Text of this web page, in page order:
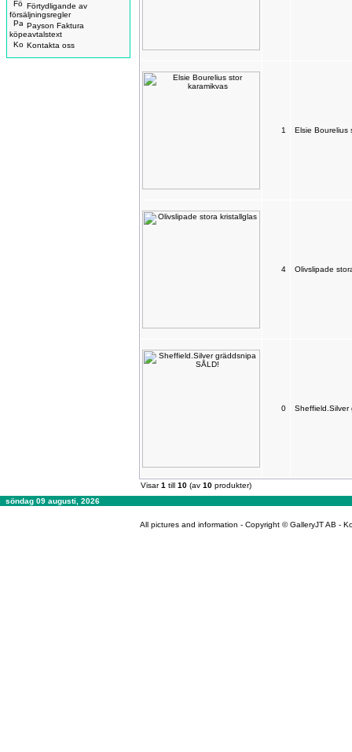
Förtydligande av
försäljningsregler
Payson Faktura
köpeavtalstext
Kontakta oss
1 Elsie Bourelius
4 Olivslipade
0 Sheffield.Silver
Visar1 till 10 (av 10 produkter)
söndag 09 augusti, 2026
All pictures and information - Copyright © GalleryJT AB -